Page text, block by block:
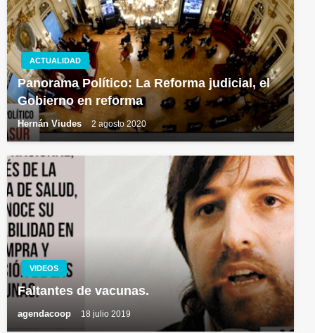
ACTUALIDAD
Panorama Político: La Reforma judicial, el
Gobierno en reforma
Hernán Viudes 2 agosto 2020
VIDEOS
Faltantes de vacunas.
agendacoop 18 julio 2019